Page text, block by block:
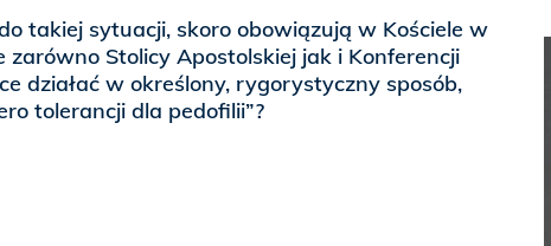
takiej sytuacji, skoro obowiązują w Kościele w
zarówno Stolicy Apostolskiej jak i Konferencji
działać w określony, rygorystyczny sposób,
tolerancji dla pedofilii”?